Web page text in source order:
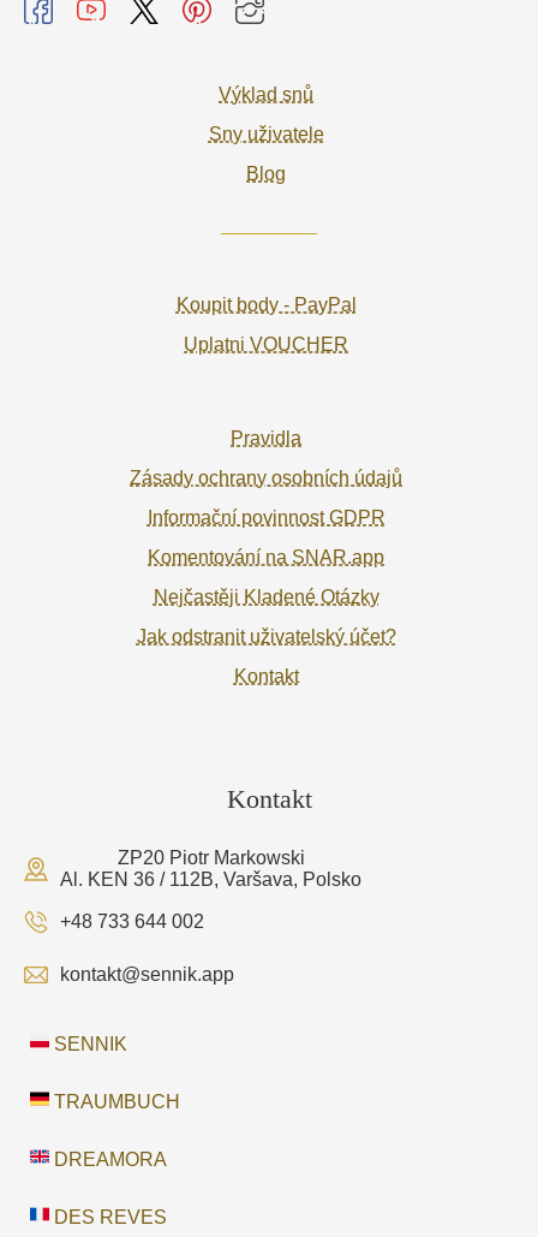
Výklad snů
Sny uživatele
Blog
Koupit body - PayPal
Uplatni VOUCHER
Pravidla
Zásady ochrany osobních údajů
Informační povinnost GDPR
Komentování na SNAR.app
Nejčastěji Kladené Otázky
Jak odstranit uživatelský účet?
Kontakt
Kontakt
ZP20 Piotr Markowski
Al. KEN 36 / 112B, Varšava, Polsko
+48 733 644 002
kontakt@sennik.app
SENNIK
TRAUMBUCH
DREAMORA
DES REVES